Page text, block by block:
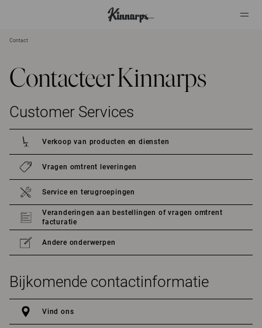
Contact
Contacteer Kinnarps
Customer Services
Verkoop van producten en diensten
Vragen omtrent leveringen
Service en terugroepingen
Veranderingen aan bestellingen of vragen omtrent
facturatie
Andere onderwerpen
Bijkomende contactinformatie
Vind ons